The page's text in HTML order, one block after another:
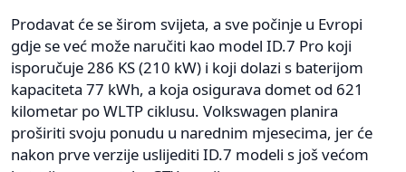
Prodavat će se širom svijeta, a sve počinje u Evropi
gdje se već može naručiti kao model ID.7 Pro koji
isporučuje 286 KS (210 kW) i koji dolazi s baterijom
kapaciteta 77 kWh, a koja osigurava domet od 621
kilometar po WLTP ciklusu. Volkswagen planira
proširiti svoju ponudu u narednim mjesecima, jer će
nakon prve verzije uslijediti ID.7 modeli s još većom